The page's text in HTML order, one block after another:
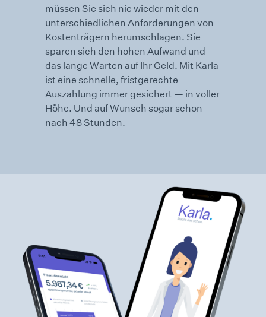
müssen Sie sich nie wieder mit den
unter­schiedlichen Anforderungen von
Kosten­trägern herum­schlagen. Sie
sparen sich den hohen Aufwand und
das lange Warten auf Ihr Geld. Mit Karla
ist eine schnelle, fristgerechte
Auszahlung immer gesichert — in voller
Höhe. Und auf Wunsch sogar schon
nach 48 Stunden.